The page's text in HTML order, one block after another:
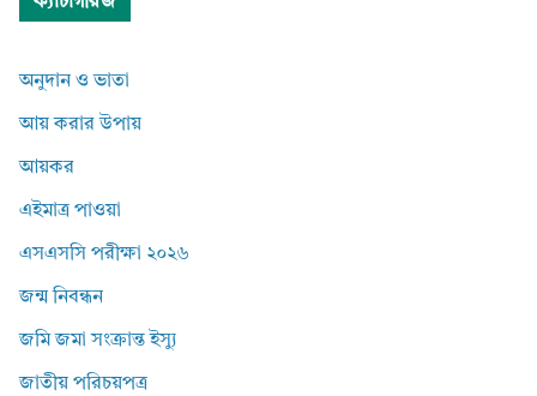
অনুদান ও ভাতা
আয় করার উপায়
আয়কর
এইমাত্র পাওয়া
এসএসসি পরীক্ষা ২০২৬
জন্ম নিবন্ধন
জমি জমা সংক্রান্ত ইস্যু
জাতীয় পরিচয়পত্র